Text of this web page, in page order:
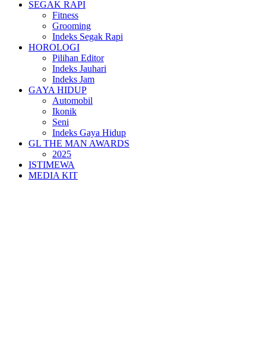
SEGAK RAPI
Fitness
Grooming
Indeks Segak Rapi
HOROLOGI
Pilihan Editor
Indeks Jauhari
Indeks Jam
GAYA HIDUP
Automobil
Ikonik
Seni
Indeks Gaya Hidup
GL THE MAN AWARDS
2025
ISTIMEWA
MEDIA KIT